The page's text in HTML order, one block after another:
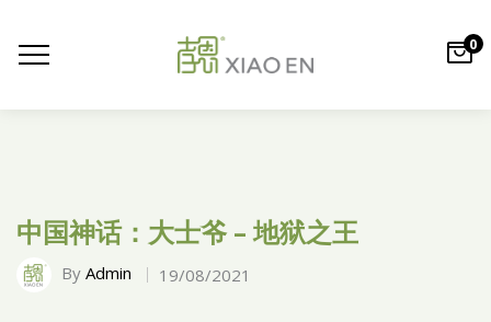
0
中国神话：大士爷 – 地狱之王
By Admin 19/08/2021